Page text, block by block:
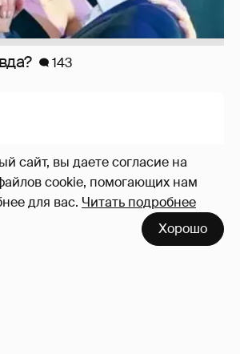
сайт, вы даете согласие на
cookie, помогающих нам
для вас. Читать подробнее
Хорошо
143